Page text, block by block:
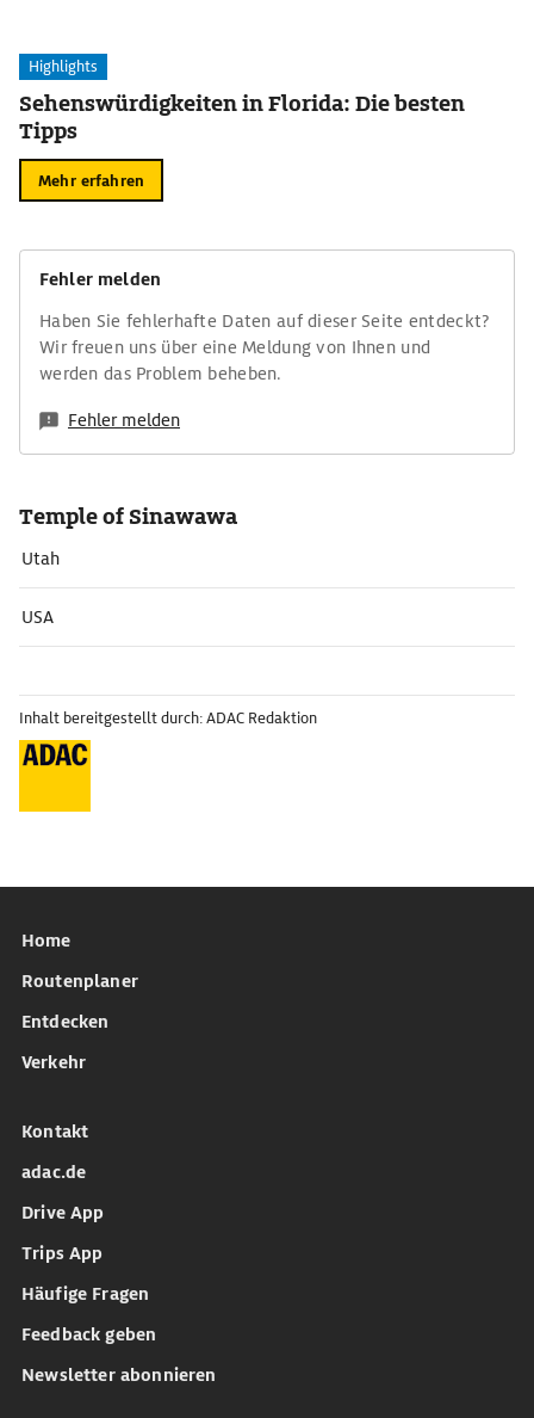
Highlights
Sehenswürdigkeiten in Florida: Die besten
Tipps
Mehr erfahren
Fehler melden
Haben Sie fehlerhafte Daten auf dieser Seite entdeckt?
Wir freuen uns über eine Meldung von Ihnen und
werden das Problem beheben.
Fehler melden
Temple of Sinawawa
Utah
USA
Inhalt bereitgestellt durch: ADAC Redaktion
Home
Routenplaner
Entdecken
Verkehr
Kontakt
adac.de
Drive App
Trips App
Häufige Fragen
Feedback geben
Newsletter abonnieren